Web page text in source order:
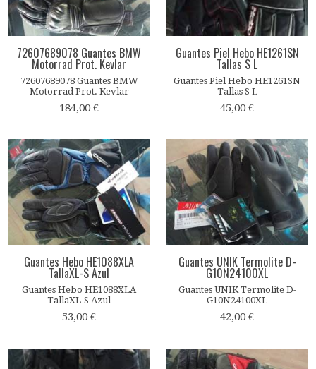
72607689078 Guantes BMW
Motorrad Prot. Kevlar
72607689078 Guantes BMW
Motorrad Prot. Kevlar
184,00 €
Guantes Piel Hebo HE1261SN
Tallas S L
Guantes Piel Hebo HE1261SN
Tallas S L
45,00 €
Guantes Hebo HE1088XLA
TallaXL-S Azul
Guantes Hebo HE1088XLA
TallaXL-S Azul
53,00 €
Guantes UNIK Termolite D-
G10N24100XL
Guantes UNIK Termolite D-
G10N24100XL
42,00 €